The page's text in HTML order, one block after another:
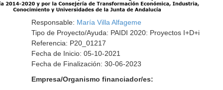
Responsable: María Villa Alfageme
Tipo de Proyecto/Ayuda: PAIDI 2020: Proyectos I+D+i
Referencia: P20_01217
Fecha de Inicio: 05-10-2021
Fecha de Finalización: 30-06-2023
Empresa/Organismo financiador/es: